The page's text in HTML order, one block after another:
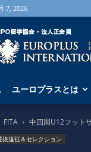
7, 2026
海
外
サ
ー
学
な
ら
ユーロプラスとは
FITA 中四国U12フット
抜遠征＆セレクション